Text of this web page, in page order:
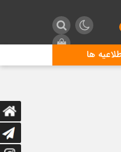
هاانتشار فراخوان دومین